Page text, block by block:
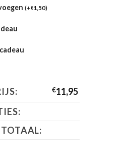
(+€1,50)
€11,95
TOTAAL: